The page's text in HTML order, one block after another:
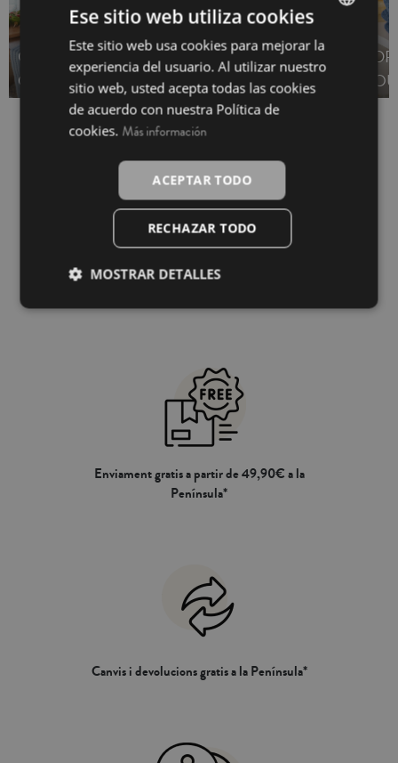
CAMINS DE TAULA -
OUTLET
DAVANTALS -
OUTLET
Enviament gratis a partir de 49,90€ a la
Península*
Canvis i devolucions gratis a la Península*
SPANISH
INGLÉS
Ese sitio web utiliza cookies
Este sitio web usa cookies para mejorar la
experiencia del usuario. Al utilizar nuestro
sitio web, usted acepta todas las cookies
de acuerdo con nuestra Política de
cookies. Más información
ACEPTAR TODO
RECHAZAR TODO
MOSTRAR DETALLES